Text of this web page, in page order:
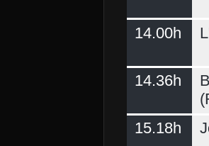
14.00h
14.36h
15.18h